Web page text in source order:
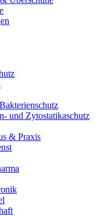
und Zytostatikaschutz
& Praxis